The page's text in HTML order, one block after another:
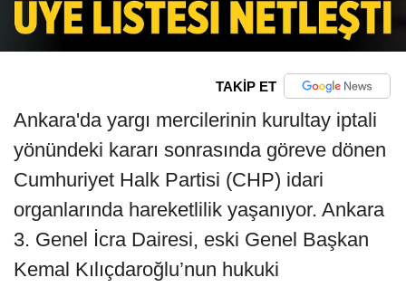
TAKİP ET
Ankara'da yargı mercilerinin kurultay iptali
yönündeki kararı sonrasında göreve dönen
Cumhuriyet Halk Partisi (CHP) idari
organlarında hareketlilik yaşanıyor. Ankara
3. Genel İcra Dairesi, eski Genel Başkan
Kemal Kılıçdaroğlu’nun hukuki